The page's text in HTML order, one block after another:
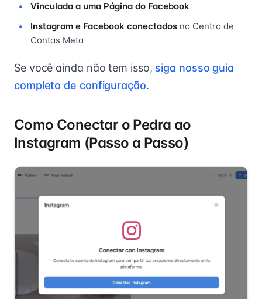
Vinculada a uma Página do Facebook
Instagram e Facebook conectados no Centro de
Contas Meta
Se você ainda não tem isso, siga nosso guia
completo de configuração.
Como Conectar o Pedra ao
Instagram (Passo a Passo)